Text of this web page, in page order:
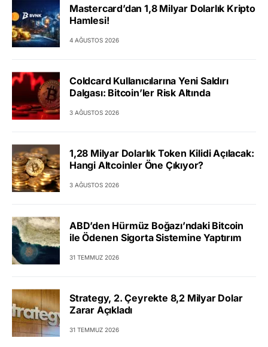
Mastercard’dan 1,8 Milyar Dolarlık Kripto
Hamlesi!
4 AĞUSTOS 2026
Coldcard Kullanıcılarına Yeni Saldırı
Dalgası: Bitcoin’ler Risk Altında
3 AĞUSTOS 2026
1,28 Milyar Dolarlık Token Kilidi Açılacak:
Hangi Altcoinler Öne Çıkıyor?
3 AĞUSTOS 2026
ABD’den Hürmüz Boğazı’ndaki Bitcoin
ile Ödenen Sigorta Sistemine Yaptırım
31 TEMMUZ 2026
Strategy, 2. Çeyrekte 8,2 Milyar Dolar
Zarar Açıkladı
31 TEMMUZ 2026